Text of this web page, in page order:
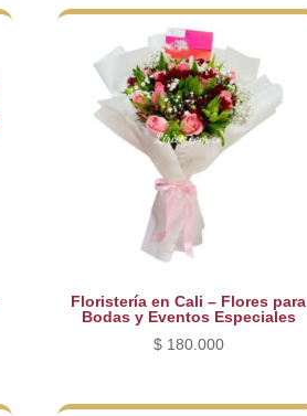
Floristería en Cali – Flores para
Bodas y Eventos Especiales
$180.000